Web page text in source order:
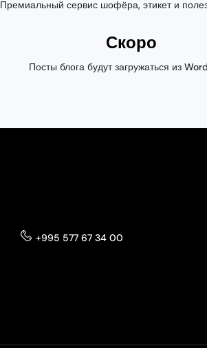
Премиальный сервис шофёра, этикет и
Скоро
Посты блога будут загружаться из
+995 577 67 34 00